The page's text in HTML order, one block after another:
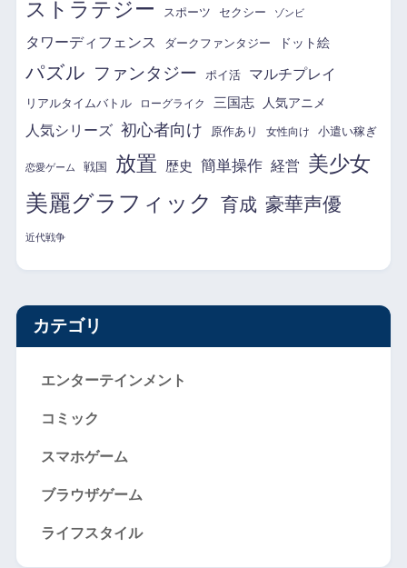
ストラテジー スポーツ セクシー ゾンビ
タワーディフェンス ダークファンタジー ドット絵
パズル ファンタジー ポイ活 マルチプレイ
リアルタイムバトル ローグライク 三国志 人気アニメ
人気シリーズ 初心者向け 原作あり 女性向け 小遣い稼ぎ
恋愛ゲーム 戦国 放置 歴史 簡単操作 経営 美少女
美麗グラフィック 育成 豪華声優
近代戦争
カテゴリ
エンターテインメント
コミック
スマホゲーム
ブラウザゲーム
ライフスタイル